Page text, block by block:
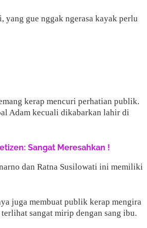
yang gue nggak ngerasa kayak perlu
kerap mencuri perhatian publik.
Adam kecuali dikabarkan lahir di
Sangat Meresahkan !
dan Ratna Susilowati ini memiliki
juga membuat publik kerap mengira
sangat mirip dengan sang ibu.